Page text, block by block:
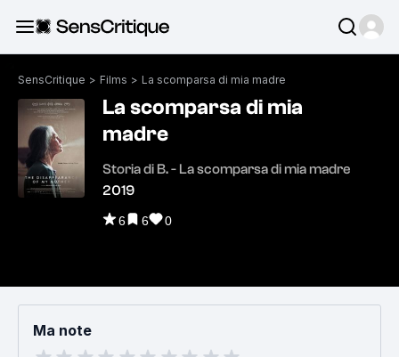
SensCritique > Films > La scomparsa di mia madre
La scomparsa di mia
madre
Storia di B. - La scomparsa di mia madre
2019
6 6 0
Ma note